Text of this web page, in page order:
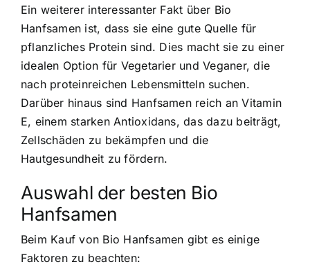
Ein weiterer interessanter Fakt über Bio
Hanfsamen ist, dass sie eine gute Quelle für
pflanzliches Protein sind. Dies macht sie zu einer
idealen Option für Vegetarier und Veganer, die
nach proteinreichen Lebensmitteln suchen.
Darüber hinaus sind Hanfsamen reich an Vitamin
E, einem starken Antioxidans, das dazu beiträgt,
Zellschäden zu bekämpfen und die
Hautgesundheit zu fördern.
Auswahl der besten Bio
Hanfsamen
Beim Kauf von Bio Hanfsamen gibt es einige
Faktoren zu beachten: